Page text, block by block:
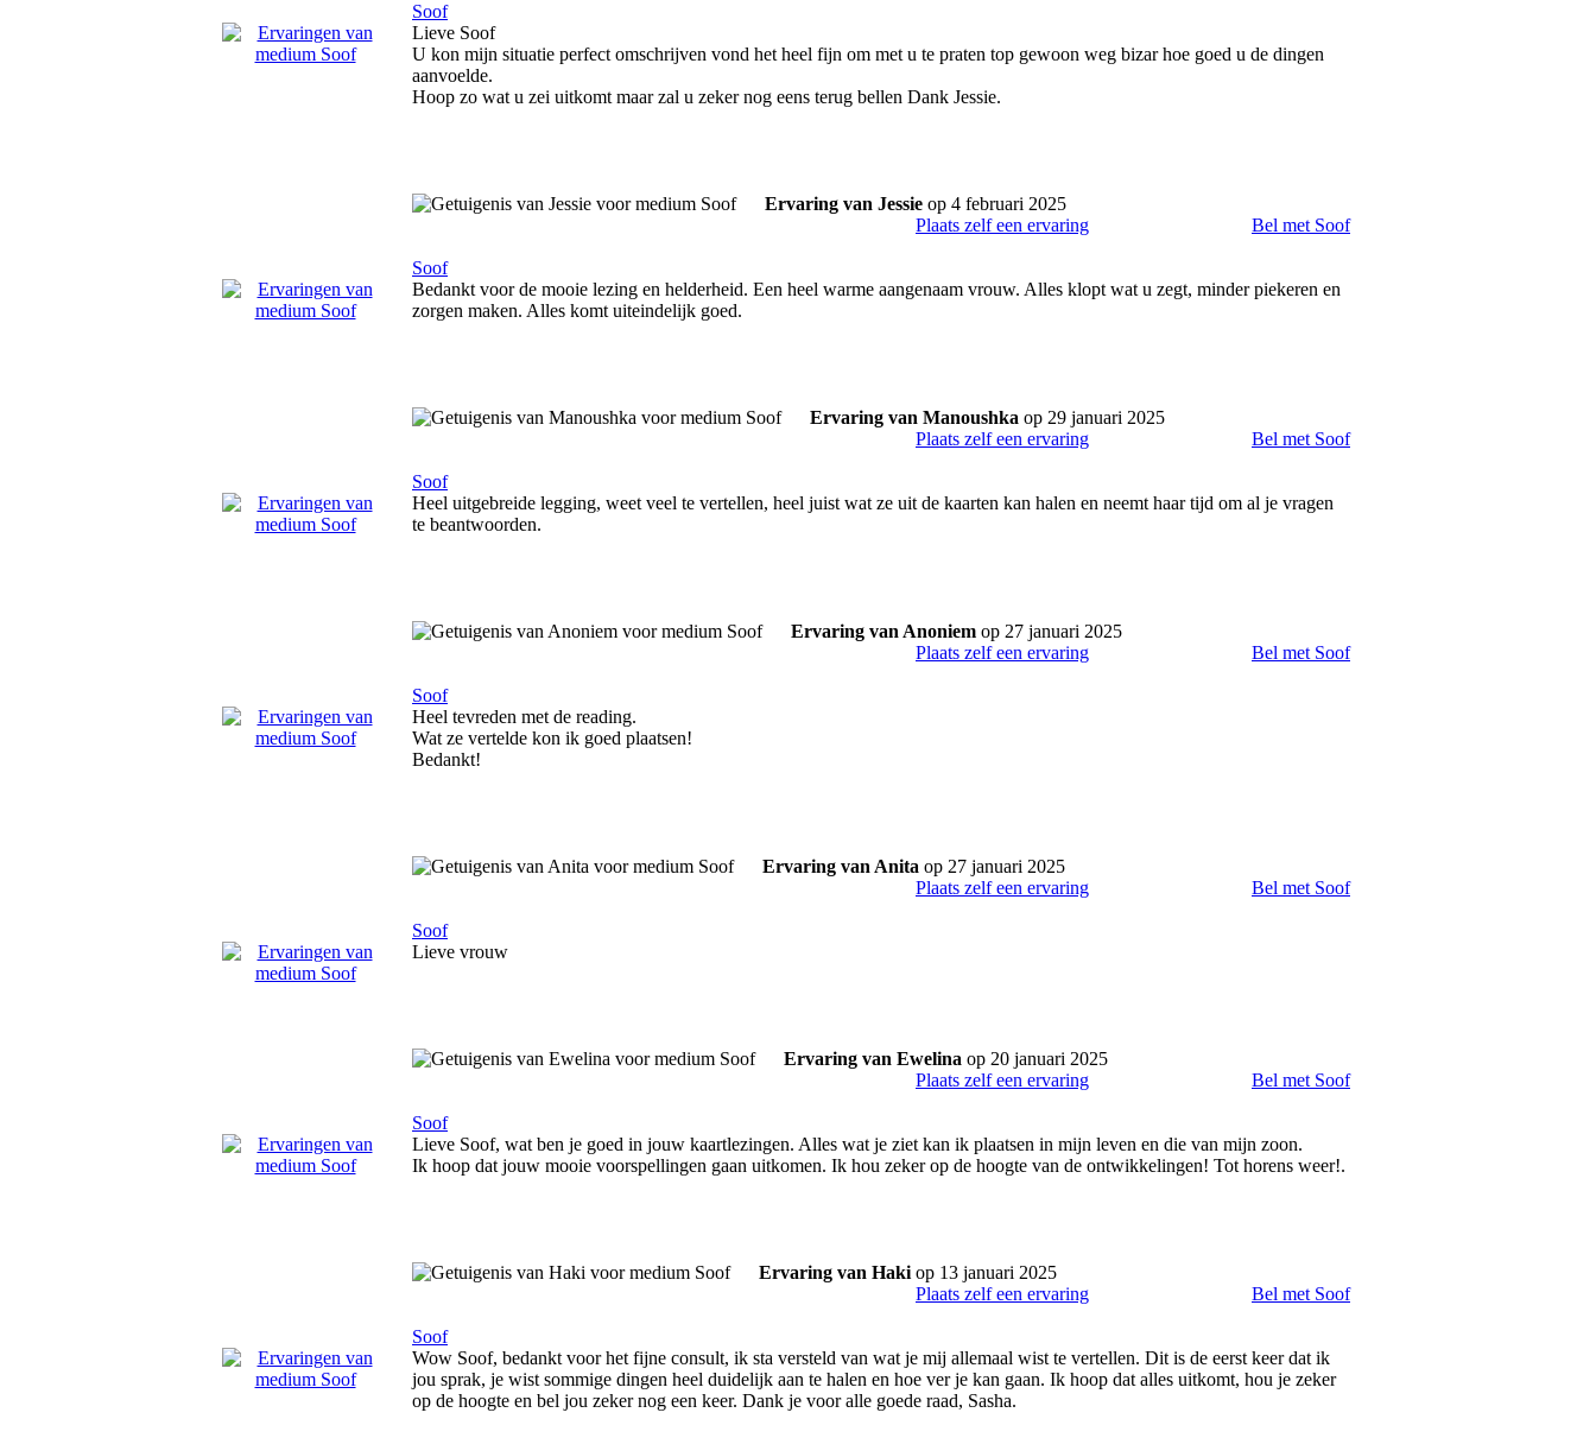
Soof
Lieve Soof
U kon mijn situatie perfect omschrijven vond het heel fijn om met u te praten top gewoon weg bizar hoe goed u de dingen
aanvoelde.
Hoop zo wat u zei uitkomt maar zal u zeker nog eens terug bellen Dank Jessie.
Ervaring van Jessie op 4 februari 2025
Plaats zelf een ervaring
Bel met Soof
Soof
Bedankt voor de mooie lezing en helderheid. Een heel warme aangenaam vrouw. Alles klopt wat u zegt, minder piekeren en
zorgen maken. Alles komt uiteindelijk goed.
Ervaring van Manoushka op 29 januari 2025
Plaats zelf een ervaring
Bel met Soof
Soof
Heel uitgebreide legging, weet veel te vertellen, heel juist wat ze uit de kaarten kan halen en neemt haar tijd om al je vragen
te beantwoorden.
Ervaring van Anoniem op 27 januari 2025
Plaats zelf een ervaring
Bel met Soof
Soof
Heel tevreden met de reading.
Wat ze vertelde kon ik goed plaatsen!
Bedankt!
Ervaring van Anita op 27 januari 2025
Plaats zelf een ervaring
Bel met Soof
Soof
Lieve vrouw
Ervaring van Ewelina op 20 januari 2025
Plaats zelf een ervaring
Bel met Soof
Soof
Lieve Soof, wat ben je goed in jouw kaartlezingen. Alles wat je ziet kan ik plaatsen in mijn leven en die van mijn zoon.
Ik hoop dat jouw mooie voorspellingen gaan uitkomen. Ik hou zeker op de hoogte van de ontwikkelingen! Tot horens weer!.
Ervaring van Haki op 13 januari 2025
Plaats zelf een ervaring
Bel met Soof
Soof
Wow Soof, bedankt voor het fijne consult, ik sta versteld van wat je mij allemaal wist te vertellen. Dit is de eerst keer dat ik
jou sprak, je wist sommige dingen heel duidelijk aan te halen en hoe ver je kan gaan. Ik hoop dat alles uitkomt, hou je zeker
op de hoogte en bel jou zeker nog een keer. Dank je voor alle goede raad, Sasha.